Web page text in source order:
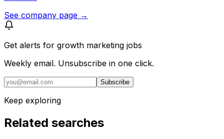
See company page →
Get alerts for growth marketing jobs
Weekly email. Unsubscribe in one click.
Subscribe
Keep exploring
Related searches